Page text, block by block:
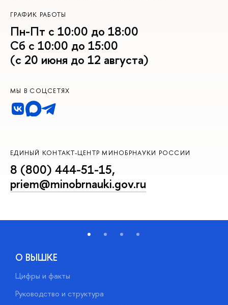
ГРАФИК РАБОТЫ
Пн-Пт с 10:00 до 18:00
Сб с 10:00 до 15:00
(с 20 июня до 12 августа)
МЫ В СОЦСЕТЯХ
ЕДИНЫЙ КОНТАКТ-ЦЕНТР МИНОБРНАУКИ РОССИИ
8 (800) 444-51-15,
priem@minobrnauki.gov.ru
О ВЫШКЕ
Цифры и факты
Руководство и структура